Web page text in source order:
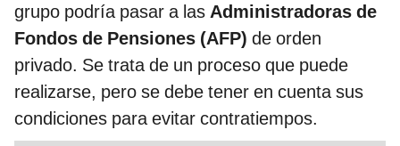
grupo podría pasar a las Administradoras de
Fondos de Pensiones (AFP) de orden
privado. Se trata de un proceso que puede
realizarse, pero se debe tener en cuenta sus
condiciones para evitar contratiempos.